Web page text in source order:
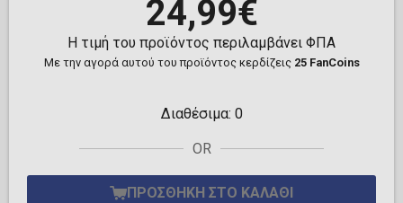
24,99€
Η τιμή του προϊόντος περιλαμβάνει ΦΠΑ
Με την αγορά αυτού του προϊόντος κερδίζεις 25 FanCoins
Διαθέσιμα: 0
OR
ΠΡΟΣΘΉΚΗ ΣΤΟ ΚΑΛΆΘΙ